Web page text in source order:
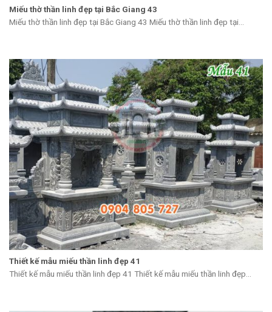
Miếu thờ thần linh đẹp tại Bắc Giang 43
Miếu thờ thần linh đẹp tại Bắc Giang 43 Miếu thờ thần linh đẹp tại...
Thiết kế mẫu miếu thần linh đẹp 41
Thiết kế mẫu miếu thần linh đẹp 41 Thiết kế mẫu miếu thần linh đẹp...